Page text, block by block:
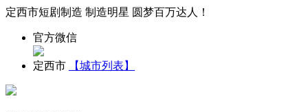
定西市短剧制造 制造明星 圆梦百万达人！
官方微信
定西市 【城市列表】